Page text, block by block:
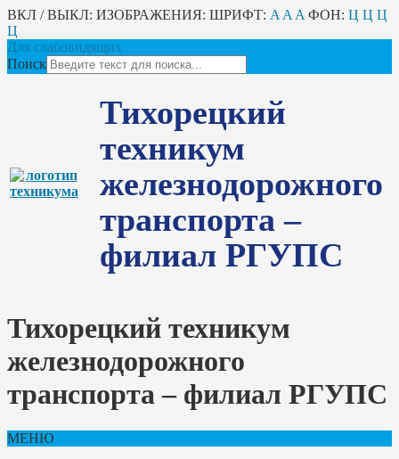
ВКЛ / ВЫКЛ: ИЗОБРАЖЕНИЯ: ШРИФТ: A A A ФОН: Ц Ц Ц
Ц
Для слабовидящих
Поиск
Тихорецкий
техникум
железнодорожного
транспорта –
филиал РГУПС
Тихорецкий техникум
железнодорожного
транспорта – филиал РГУПС
МЕНЮ